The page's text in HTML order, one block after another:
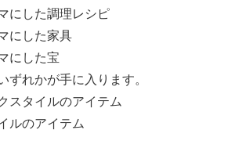
にした調理レシピ
にした家具
にした宝
ずれかが手に入ります。
スタイルのアイテム
ルのアイテム